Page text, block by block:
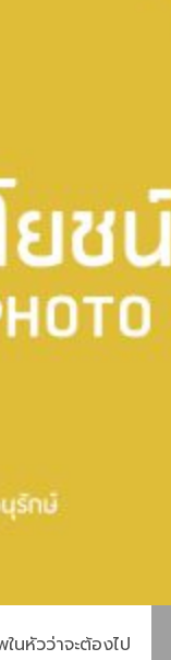
หัวว่าจะต้องไป